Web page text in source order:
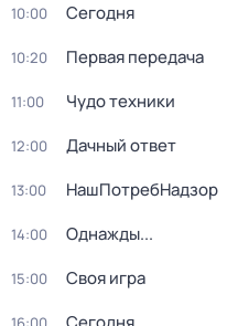
10:00 Сегодня
10:20 Первая передача
11:00 Чудо техники
12:00 Дачный ответ
13:00 НашПотребНадзор
14:00 Однажды...
15:00 Своя игра